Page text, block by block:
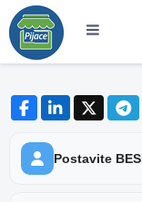
Postavite